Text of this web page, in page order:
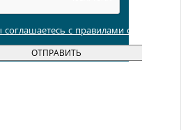
соглашаетесь с правилами обработки